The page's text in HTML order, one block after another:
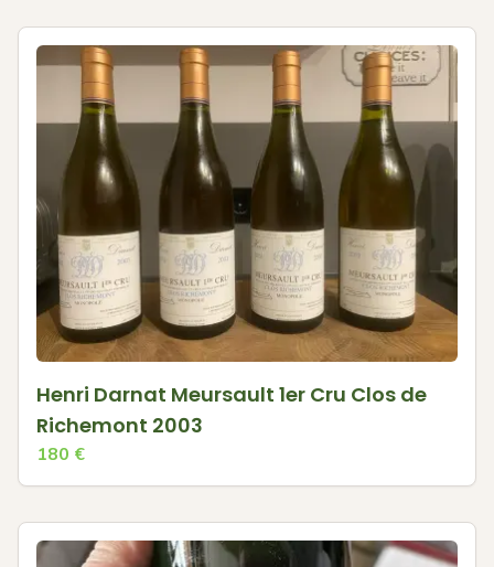
Henri Darnat Meursault 1er Cru Clos de
Richemont 2003
180 €